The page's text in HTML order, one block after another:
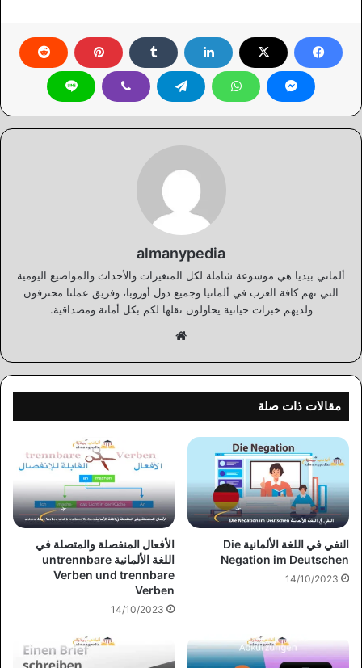
almanypedia
ألماني بيديا هي موسوعة شاملة لكل المتغيرات والأحداث والمواضيع اليومية
التي تهم كافة العرب في ألمانيا وجميع دول أوروبا، وفريق عملنا محترفون
ولديهم خبرات حياتية يحاولون نقلها لكم بكل أمانة ومصداقية.
مقالات ذات صلة
النفي في اللغة الألمانية Die
Negation im Deutschen
14/10/2023
الأفعال المنفصلة والمتصلة في
اللغة الألمانية untrennbare
Verben und trennbare
Verben
14/10/2023